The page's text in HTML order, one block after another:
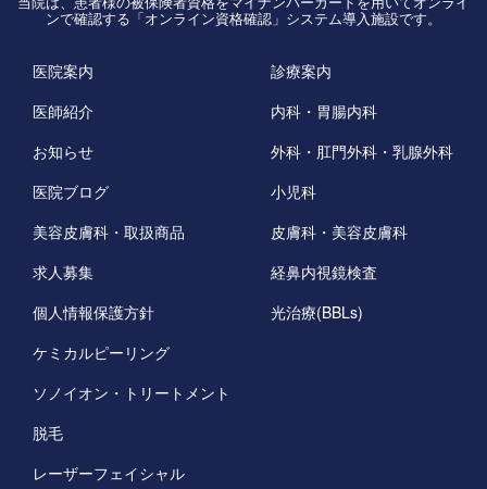
ンで確認する「オンライン資格確認」システム導入施設です。
医院案内
医師紹介
お知らせ
医院ブログ
美容皮膚科・取扱商品
求人募集
個人情報保護方針
診療案内
内科・胃腸内科
外科・肛門外科・乳腺外科
小児科
皮膚科・美容皮膚科
経鼻内視鏡検査
光治療(BBLs)
ケミカルピーリング
ソノイオン・トリートメント
脱毛
レーザーフェイシャル